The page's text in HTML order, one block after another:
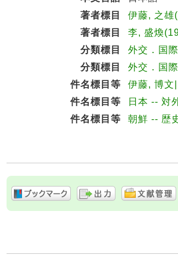
著者標目
伊藤, 之
著者標目
李, 盛煥
分類標目
外交．国
分類標目
外交．国
件名標目等
伊藤, 博文
件名標目等
日本 -- 対
件名標目等
朝鮮 -- 歴